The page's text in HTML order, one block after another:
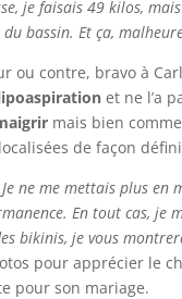
je faisais 49 kilos,
bassin. Et ça,
ou contre, bravo à
et ne l’a
mais bien
de façon
ne me mettais plus en
En tout cas, je
bikinis, je vous
pour apprécier le
pour son mariage.